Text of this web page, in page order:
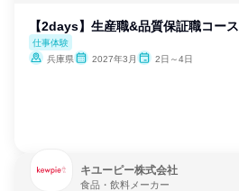
【2days】生産職&品質保証職コース
仕事体験
兵庫県
2027年3月 2日～4日
キユーピー株式会社
食品・飲料メーカー